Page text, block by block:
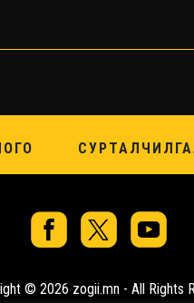
© 2026 zogii.mn - All Rights